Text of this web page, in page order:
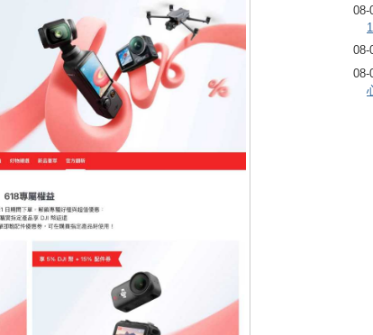
08-
08-
08-